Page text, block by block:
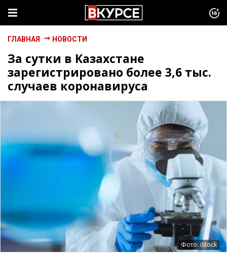
ГЛАВНАЯ НОВОСТИ
За сутки в Казахстане
зарегистрировано более 3,6 тыс.
случаев коронавируса
Фото: iStock